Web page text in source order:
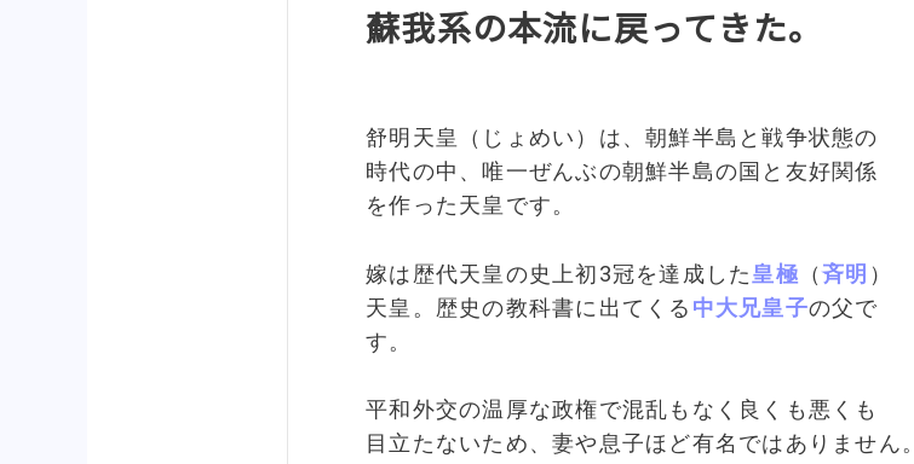
蘇我系の本流に戻ってきた。
舒明天皇（じょめい）は、朝鮮半島と戦争状態の
時代の中、唯一ぜんぶの朝鮮半島の国と友好関係
を作った天皇です。
嫁は歴代天皇の史上初3冠を達成した皇極 （斉明 ）
天皇。歴史の教科書に出てくる 中大兄皇子の父で
す。
平和外交の温厚な政権で混乱もなく良くも悪くも
目立たないため、妻や息子ほど有名ではありません。